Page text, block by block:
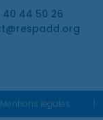
40 44 50 26
Mentions légales